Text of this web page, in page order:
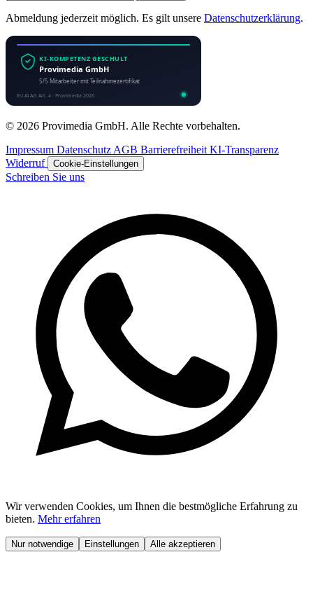
Abmeldung jederzeit möglich. Es gilt unsere Datenschutzerklärung.
© 2026 Provimedia GmbH. Alle Rechte vorbehalten.
Impressum Datenschutz AGB Barrierefreiheit KI-Transparenz
Widerruf
Cookie-Einstellungen
Schreiben Sie uns
Wir verwenden Cookies, um Ihnen die bestmögliche Erfahrung zu
bieten. Mehr erfahren
Nur notwendige Einstellungen Alle akzeptieren